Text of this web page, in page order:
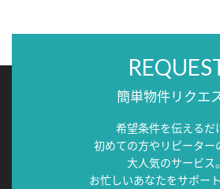
簡単物件リクエ
希望条件を伝えるだ
初めての方やリピーター
大人気のサービス。
お忙しいあなたをサポート